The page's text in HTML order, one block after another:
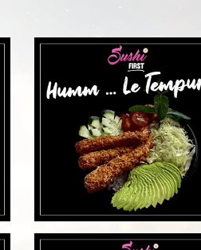
DÉCOUVRIR